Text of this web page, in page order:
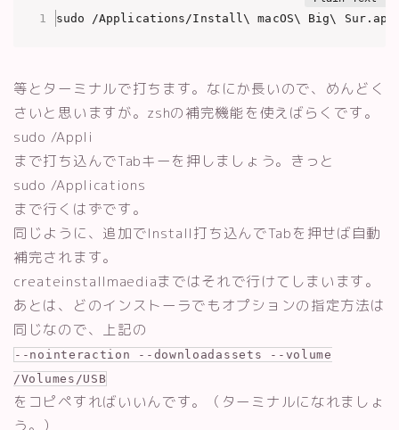
sudo /Applications/Install\ macOS\ Big\
等とターミナルで打ちます。なにか長いので、めんどく
さいと思いますが。zshの補完機能を使えばらくです。
sudo /Appli
まで打ち込んでTabキーを押しましょう。きっと
sudo /Applications
まで行くはずです。
同じように、追加でInstall打ち込んでTabを押せば自動
補完されます。
createinstallmaediaまではそれで行けてしまいます。
あとは、どのインストーラでもオプションの指定方法は
同じなので、上記の
--nointeraction --downloadassets --volume
/Volumes/USB
をコピペすればいいんです。（ターミナルになれましょ
う。）